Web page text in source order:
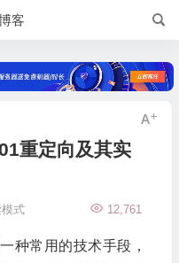
客
重定向及其实
12,761
式
种常用的技术手段，